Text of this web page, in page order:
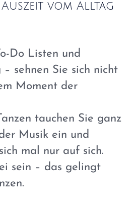
Auszeit vom Alltag
Do Listen und
– sehnen Sie sich nicht
Moment der
tauchen Sie ganz
Musik ein und
mal nur auf sich.
sein – das gelingt